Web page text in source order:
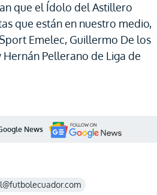
que el Ídolo del Astillero
que están en nuestro medio,
Emelec, Guillermo De los
Pellerano de Liga de
News